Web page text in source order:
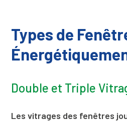
Types de
Double et Triple
Les vitrages des fenêtres